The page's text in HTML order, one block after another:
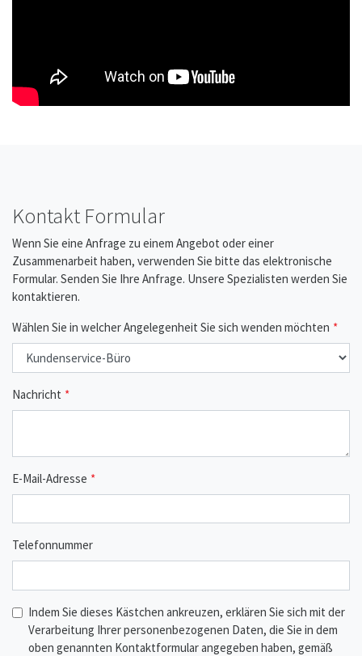
Kontakt Formular
Wenn Sie eine Anfrage zu einem Angebot oder einer
Zusammenarbeit haben, verwenden Sie bitte das elektronische
Formular. Senden Sie Ihre Anfrage. Unsere Spezialisten werden Sie
kontaktieren.
Wählen Sie in welcher Angelegenheit Sie sich wenden möchten
Nachricht
E-Mail-Adresse
Telefonnummer
Indem Sie dieses Kästchen ankreuzen, erklären Sie sich mit der
Verarbeitung Ihrer personenbezogenen Daten, die Sie in dem
oben genannten Kontaktformular angegeben haben, gemäß